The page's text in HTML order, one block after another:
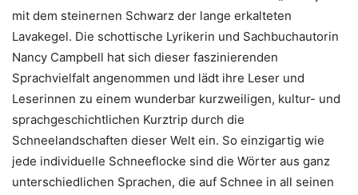
mit dem steinernen Schwarz der lange erkalteten
Lavakegel. Die schottische Lyrikerin und Sachbuchautorin
Nancy Campbell hat sich dieser faszinierenden
Sprachvielfalt angenommen und lädt ihre Leser und
Leserinnen zu einem wunderbar kurzweiligen, kultur- und
sprachgeschichtlichen Kurztrip durch die
Schneelandschaften dieser Welt ein. So einzigartig wie
jede individuelle Schneeflocke sind die Wörter aus ganz
unterschiedlichen Sprachen, die auf Schnee in all seinen